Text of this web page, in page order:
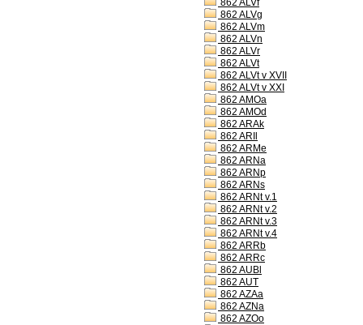
862 ALVf
862 ALVg
862 ALVm
862 ALVn
862 ALVr
862 ALVt
862 ALVt v XVII
862 ALVt v XXI
862 AMOa
862 AMOd
862 ARAk
862 ARIl
862 ARMe
862 ARNa
862 ARNp
862 ARNs
862 ARNt v.1
862 ARNt v.2
862 ARNt v.3
862 ARNt v.4
862 ARRb
862 ARRc
862 AUBl
862 AUT
862 AZAa
862 AZNa
862 AZOo